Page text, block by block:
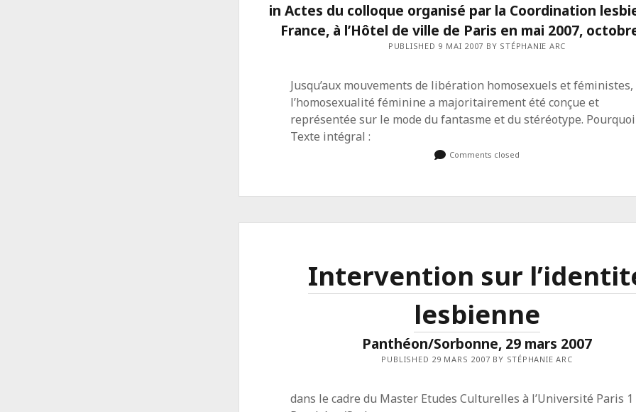
in Actes du colloque organisé par la Coordination
France, à l’Hôtel de ville de Paris en mai 2007,
PUBLISHED 9 MAI 2007 BY STÉPHANIE ARC
Jusqu’aux mouvements de libération homosexuels et féministes,
l’homosexualité féminine a majoritairement été conçue et
représentée sur le mode du fantasme et du stéréotype. Pourquoi
Texte intégral :
Comments closed
Intervention sur
lesbienne
Panthéon/Sorbonne, 29 mars 2007
PUBLISHED 29 MARS 2007 BY STÉPHANIE ARC
dans le cadre du Master Etudes Culturelles à l’Université Paris 1